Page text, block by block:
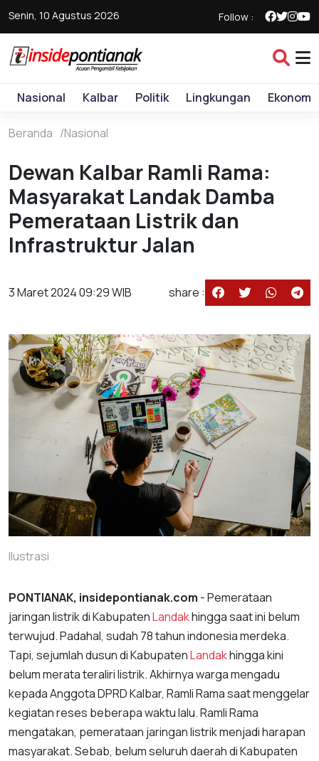
Senin, 10 Agustus 2026 Follow :
Nasional Kalbar Politik Lingkungan Ekonomi
Beranda Nasional
Dewan Kalbar Ramli Rama:
Masyarakat Landak Damba
Pemerataan Listrik dan
Infrastruktur Jalan
3 Maret 2024 09:29 WIB share :
Ilustrasi
PONTIANAK, insidepontianak.com - Pemerataan
jaringan listrik di KabupatenLandakhingga saat ini belum
terwujud. Padahal, sudah 78 tahun indonesia merdeka.
Tapi, sejumlah dusun di KabupatenLandakhingga kini
belum merata teraliri listrik. Akhirnya warga mengadu
kepada Anggota DPRD Kalbar, Ramli Rama saat menggelar
kegiatan reses beberapa waktu lalu. Ramli Rama
mengatakan, pemerataan jaringan listrik menjadi harapan
masyarakat. Sebab, belum seluruh daerah di Kabupaten